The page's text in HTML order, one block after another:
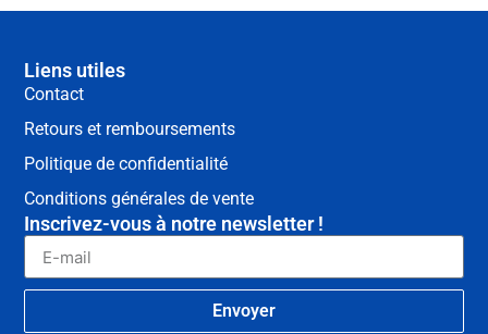
Liens utiles
Contact
Retours et remboursements
Politique de confidentialité
Conditions générales de vente
Inscrivez-vous à notre newsletter !
Envoyer